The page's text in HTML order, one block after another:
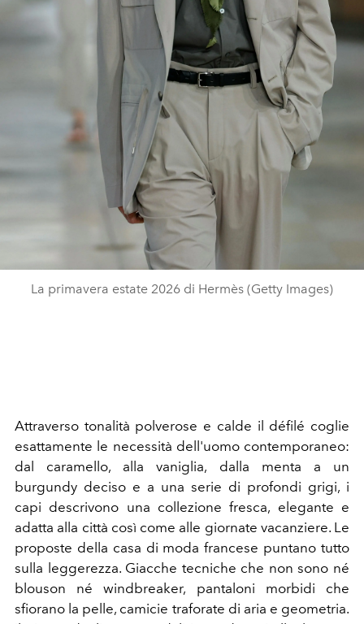
La primavera estate 2026 di Hermès (Getty Images)
Attraverso tonalità polverose e calde il défilé coglie
esattamente le necessità dell'uomo contemporaneo:
dal caramello, alla vaniglia, dalla menta a un
burgundy deciso e a una serie di profondi grigi, i
capi descrivono una collezione fresca, elegante e
adatta alla città così come alle giornate vacanziere. Le
proposte della casa di moda francese puntano tutto
sulla leggerezza. Giacche tecniche che non sono né
blouson né windbreaker, pantaloni morbidi che
sfiorano la pelle, camicie traforate di aria e geometria.